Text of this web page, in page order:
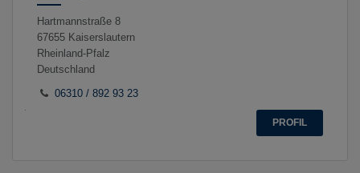
Hartmannstraße 8
67655 Kaiserslautern
Rheinland-Pfalz
Deutschland
06310 / 892 93 23
PROFIL